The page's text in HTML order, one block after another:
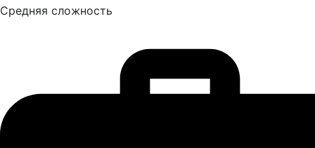
Средняя сложность